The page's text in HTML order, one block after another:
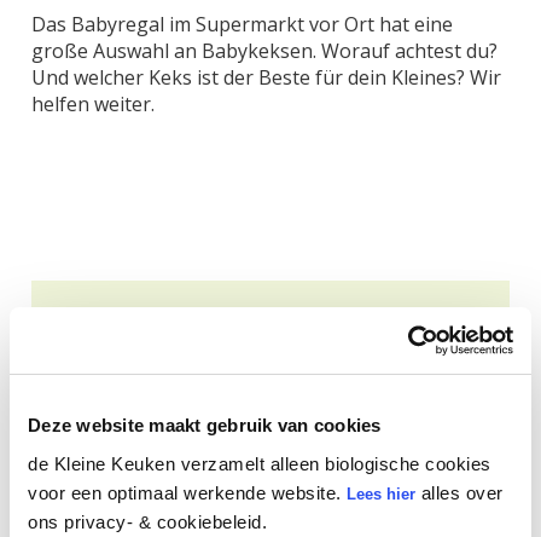
Deze website maakt gebruik van cookies
de Kleine Keuken verzamelt alleen biologische cookies
voor een optimaal werkende website. Lees hier alles over
ons privacy- & cookiebeleid.
Das Babyregal im Supermarkt vor Ort hat eine
große Auswahl an Babykeksen. Worauf achtest du?
Und welcher Keks ist der Beste für dein Kleines? Wir
helfen weiter.
Folge uns auf Instagram